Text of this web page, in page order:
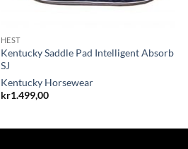
HEST
Kentucky Saddle Pad Intelligent Absorb
SJ
Kentucky Horsewear
kr1.499,00